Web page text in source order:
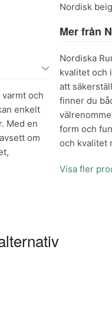
och
enkelt
Med en
om
Nordisk
Mer från
Nordiska
kvalitet och
att
finner du
form och
och kvalitet
Visa fler